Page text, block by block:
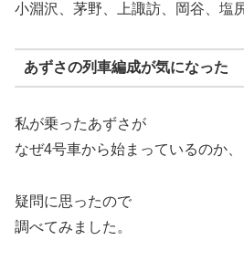
小淵沢、茅野、上諏訪、岡谷、塩
あずさの列車編成が気になった
私が乗ったあずさが
なぜ4号車から始まっているのか、
疑問に思ったので
調べてみました。